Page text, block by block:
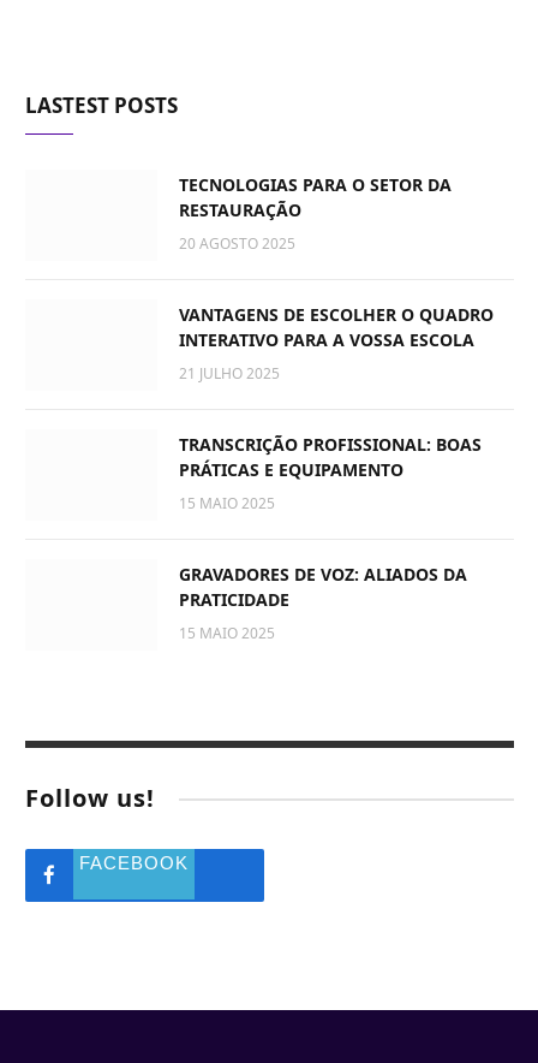
LASTEST POSTS
TECNOLOGIAS PARA O SETOR DA
RESTAURAÇÃO
20 AGOSTO 2025
VANTAGENS DE ESCOLHER O QUADRO
INTERATIVO PARA A VOSSA ESCOLA
21 JULHO 2025
TRANSCRIÇÃO PROFISSIONAL: BOAS
PRÁTICAS E EQUIPAMENTO
15 MAIO 2025
GRAVADORES DE VOZ: ALIADOS DA
PRATICIDADE
15 MAIO 2025
Follow us!
FACEBOOK